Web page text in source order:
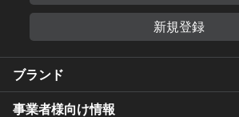
新規登録
ブランド
事業者様向け情報